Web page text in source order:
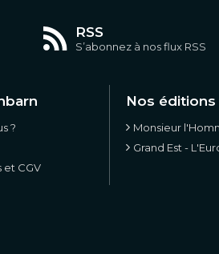
RSS
S’abonnez à nos flux RSS
?
et CGV
Nos éditions
Monsieur
Grand Est -